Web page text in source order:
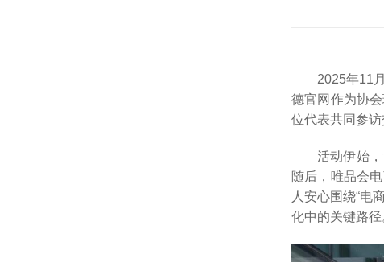
2025年11
德官网作为协
位代表共同参访
活动伊始
随后，唯品会
人安心围绕“电
化中的关键路径